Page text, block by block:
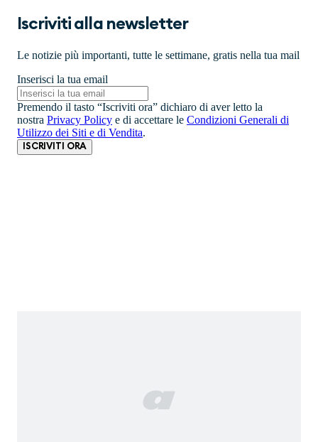
Iscriviti alla newsletter
Le notizie più importanti, tutte le settimane, gratis nella tua mail
Inserisci la tua email
Premendo il tasto “Iscriviti ora” dichiaro di aver letto la
nostra Privacy Policy e di accettare le Condizioni Generali di
Utilizzo dei Siti e di Vendita.
ISCRIVITI ORA